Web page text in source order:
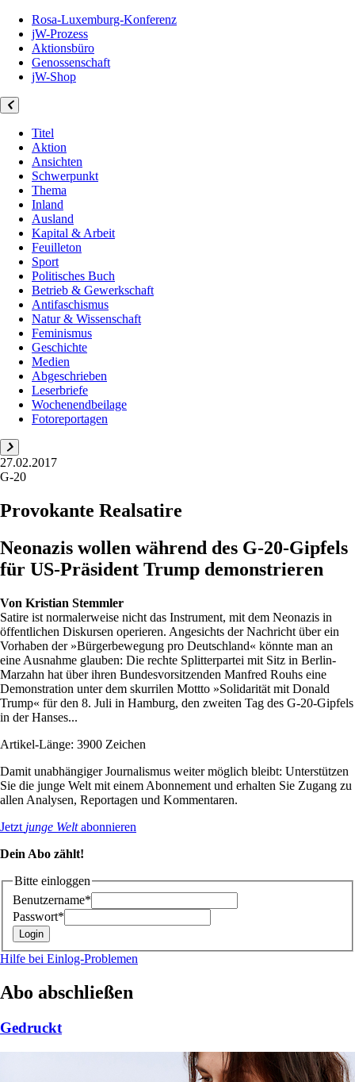
Rosa-Luxemburg-Konferenz
jW-Prozess
Aktionsbüro
Genossenschaft
jW-Shop
Titel
Aktion
Ansichten
Schwerpunkt
Thema
Inland
Ausland
Kapital & Arbeit
Feuilleton
Sport
Politisches Buch
Betrieb & Gewerkschaft
Antifaschismus
Natur & Wissenschaft
Feminismus
Geschichte
Medien
Abgeschrieben
Leserbriefe
Wochenendbeilage
Fotoreportagen
27.02.2017
G-20
Provokante Realsatire
Neonazis wollen während des G-20-Gipfels
für US-Präsident Trump demonstrieren
Von Kristian Stemmler
Satire ist normalerweise nicht das Instrument, mit dem Neonazis in
öffentlichen Diskursen operieren. Angesichts der Nachricht über ein
Vorhaben der »Bürgerbewegung pro Deutschland« könnte man an
eine Ausnahme glauben: Die rechte Splitterpartei mit Sitz in Berlin-
Marzahn hat über ihren Bundesvorsitzenden Manfred Rouhs eine
Demonstration unter dem skurrilen Mottto »Solidarität mit Donald
Trump« für den 8. Juli in Hamburg, den zweiten Tag des G-20-Gipfels
in der Hanses...
Artikel-Länge: 3900 Zeichen
Damit unabhängiger Journalismus weiter möglich bleibt: Unterstützen
Sie die junge Welt mit einem Abonnement und erhalten Sie Zugang zu
allen Analysen, Reportagen und Kommentaren.
Jetzt junge Weltabonnieren
Dein Abo zählt!
Bitte einloggen
Benutzername*
Passwort*
Hilfe bei Einlog-Problemen
Abo abschließen
Gedruckt